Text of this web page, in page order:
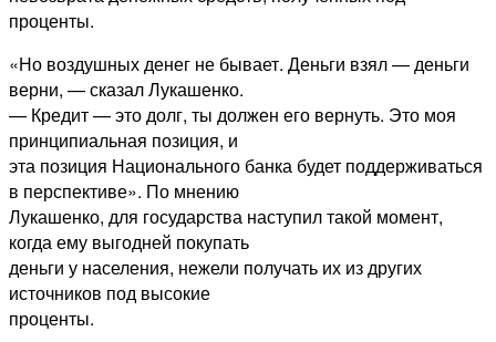
проценты.
«Но воздушных денег не бывает. Деньги взял — деньги
верни, — сказал Лукашенко.
— Кредит — это долг, ты должен его вернуть. Это моя
принципиальная позиция, и
эта позиция Национального банка будет поддерживаться
в перспективе». По мнению
Лукашенко, для государства наступил такой момент,
когда ему выгодней покупать
деньги у населения, нежели получать их из других
источников под высокие
проценты.